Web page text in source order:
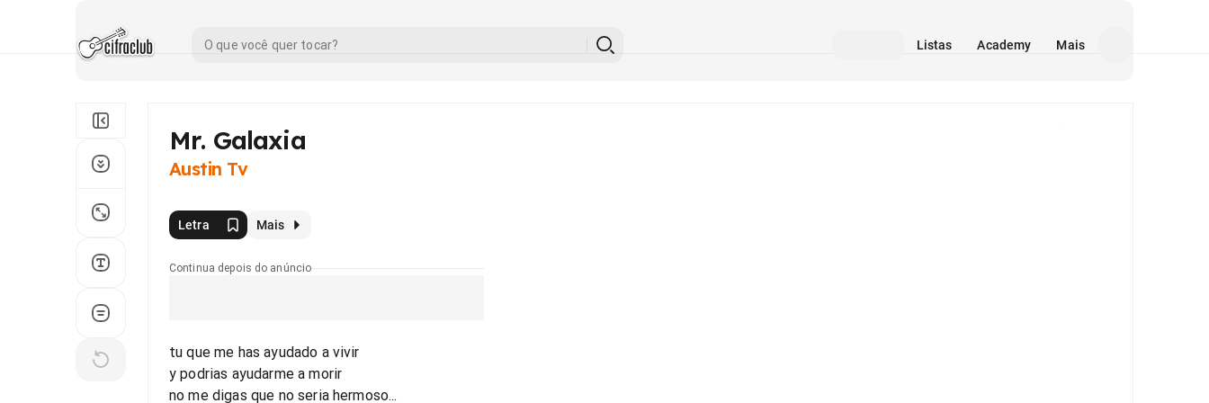
Listas Academy Mais
Mr. Galaxia
Austin Tv
Letra Mais
Continua depois do anúncio
tu que me has ayudado a vivir
y podrias ayudarme a morir
no me digas que no seria hermoso...